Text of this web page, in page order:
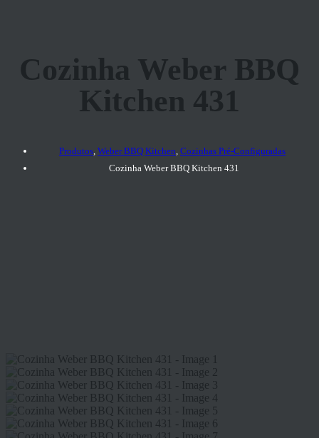
Cozinha Weber BBQ
Kitchen 431
Produtos, Weber BBQ Kitchen, Cozinhas Pré-Configuradas
Cozinha Weber BBQ Kitchen 431